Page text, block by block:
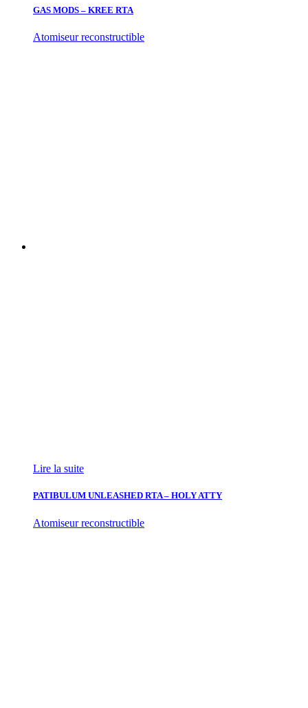
GAS MODS – KREE RTA
Atomiseur reconstructible
Lire la suite
PATIBULUM UNLEASHED RTA – HOLY ATTY
Atomiseur reconstructible